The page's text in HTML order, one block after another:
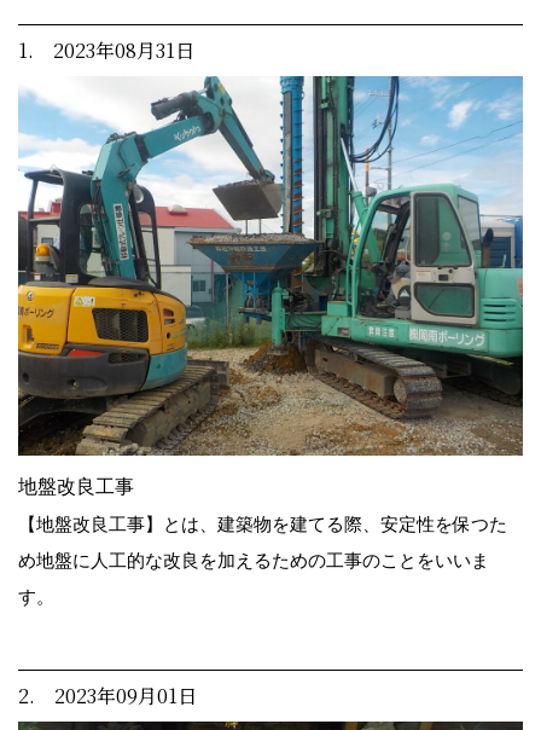
1. 2023年08月31日
地盤改良工事
【地盤改良工事】とは、建築物を建てる際、安定性を保つた
め地盤に人工的な改良を加えるための工事のことをいいま
す。
2. 2023年09月01日